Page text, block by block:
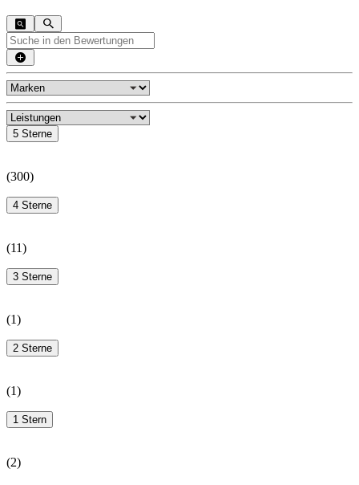
5 Sterne
(300)
4 Sterne
(11)
3 Sterne
(1)
2 Sterne
(1)
1 Stern
(2)